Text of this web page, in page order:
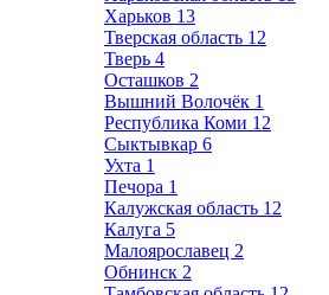
Харьков 13
Тверская область 12
Тверь 4
Осташков 2
Вышний Волочёк 1
Республика Коми 12
Сыктывкар 6
Ухта 1
Печора 1
Калужская область 12
Калуга 5
Малоярославец 2
Обнинск 2